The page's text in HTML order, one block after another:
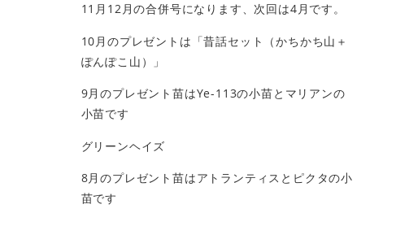
11月12月の合併号になります、次回は4月です。
10月のプレゼントは「昔話セット（かちかち山＋
ぽんぽこ山）」
9月のプレゼント苗はYe-113の小苗とマリアンの
小苗です
グリーンヘイズ
8月のプレゼント苗はアトランティスとピクタの小
苗です